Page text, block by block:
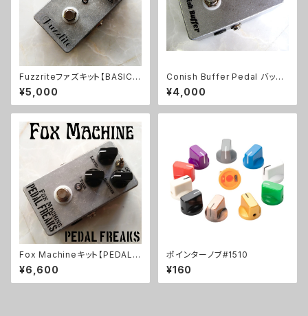
Fuzzriteファズキット【BASIC K
IT】
¥5,000
Conish Buffer Pedal バッフ
ァーキット【BASIC KIT】
¥4,000
Fox Machineキット【PEDAL F
REAKS】
¥6,600
ポインターノブ#1510
¥160